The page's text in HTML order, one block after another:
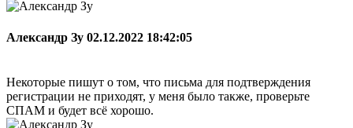
Александр Зу 02.12.2022 18:42:05
Некоторые пишут о том, что письма для подтверждения
регистрации не приходят, у меня было также, проверьте
СПАМ и будет всё хорошо.